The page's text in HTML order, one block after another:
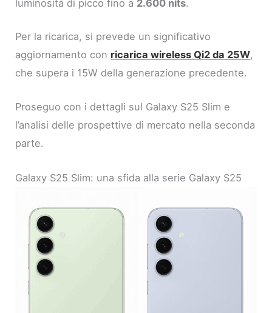
luminosità di picco fino a 2.600 nits.
Per la ricarica, si prevede un significativo
aggiornamento con ricarica wireless Qi2 da 25W,
che supera i 15W della generazione precedente.
Proseguo con i dettagli sul Galaxy S25 Slim e
l’analisi delle prospettive di mercato nella seconda
parte.
Galaxy S25 Slim: una sfida alla serie Galaxy S25